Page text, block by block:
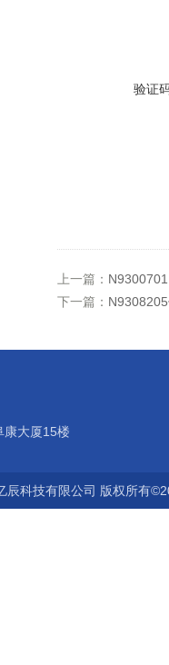
验证
上一篇：
下一篇：
康大厦15楼
辰科技有限公司 版权所有